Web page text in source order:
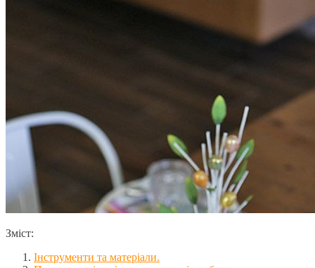
Зміст:
Інструменти та матеріали.